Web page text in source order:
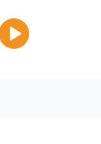
Episode
play
icon